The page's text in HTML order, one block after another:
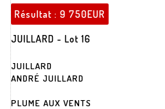
Résultat : 9 750EUR
JUILLARD - Lot 16
JUILLARD
ANDRÉ JUILLARD
PLUME AUX VENTS